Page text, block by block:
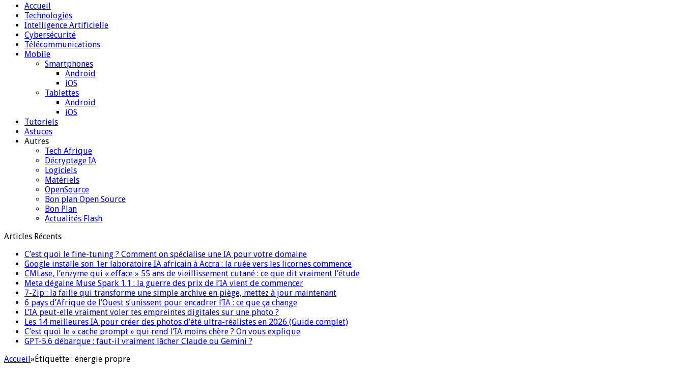
Accueil
Technologies
Intelligence Artificielle
Cybersécurité
Télécommunications
Mobile
Smartphones
Android
iOS
Tablettes
Android
iOS
Tutoriels
Astuces
Autres
Tech Afrique
Décryptage IA
Logiciels
Matériels
OpenSource
Bon plan Open Source
Bon Plan
Actualités Flash
Articles Récents
C’est quoi le fine-tuning ? Comment on spécialise une IA pour votre domaine
Google installe son 1er laboratoire IA africain à Accra : la ruée vers les licornes commence
CMLase, l’enzyme qui « efface » 55 ans de vieillissement cutané : ce que dit vraiment l’étude
Meta dégaine Muse Spark 1.1 : la guerre des prix de l’IA vient de commencer
7-Zip : la faille qui transforme une simple archive en piège, mettez à jour maintenant
6 pays d’Afrique de l’Ouest s’unissent pour encadrer l’IA : ce que ça change
L’IA peut-elle vraiment voler tes empreintes digitales sur une photo ?
Les 14 meilleures IA pour créer des photos d’été ultra-réalistes en 2026 (Guide complet)
C’est quoi le « cache prompt » qui rend l’IA moins chère ? On vous explique
GPT-5.6 débarque : faut-il vraiment lâcher Claude ou Gemini ?
Accueil»Étiquette : énergie propre